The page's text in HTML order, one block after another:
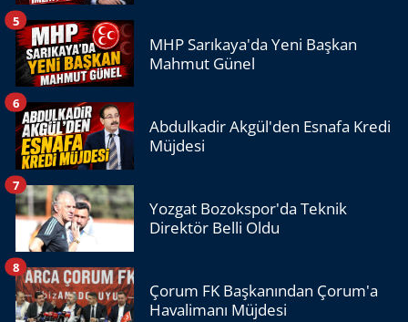
MHP Sarıkaya'da Yeni Başkan
Mahmut Günel
5
Abdulkadir Akgül'den Esnafa Kredi
Müjdesi
6
Yozgat Bozokspor'da Teknik
Direktör Belli Oldu
7
Çorum FK Başkanından Çorum'a
Havalimanı Müjdesi
8